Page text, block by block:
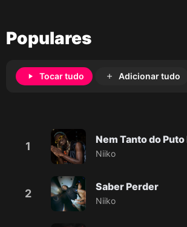
Populares
Tocar tudo Adicionar tudo
1
Niiko
2
Saber Perder
Niiko